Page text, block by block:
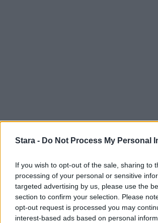
Stara - Do Not Process My Personal
If you wish to opt-out of the sale, sharing to
processing of your personal or sensitive
targeted advertising by us, please use the
section to confirm your selection. Please
opt-out request is processed you may
interest-based ads based on personal